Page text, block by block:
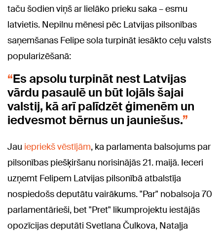
taču šodien viņš ar lielāko prieku saka – esmu
latvietis. Nepilnu mēnesi pēc Latvijas pilsonības
saņemšanas Felipe sola turpināt iesākto ceļu valsts
popularizēšanā:
Es apsolu turpināt nest Latvijas
vārdu pasaulē un būt lojāls šajai
valstij, kā arī palīdzēt ģimenēm un
iedvesmot bērnus un jauniešus.
Jau iepriekš vēstījām, ka parlamenta balsojums par
pilsonības piešķiršanu norisinājās 21. maijā. Ieceri
uzņemt Felipem Latvijas pilsonībā atbalstīja
nospiedošs deputātu vairākums. "Par" nobalsoja 70
parlamentārieši, bet "Pret" likumprojektu iestājās
opozīcijas deputāti Svetlana Čulkova, Nataļja